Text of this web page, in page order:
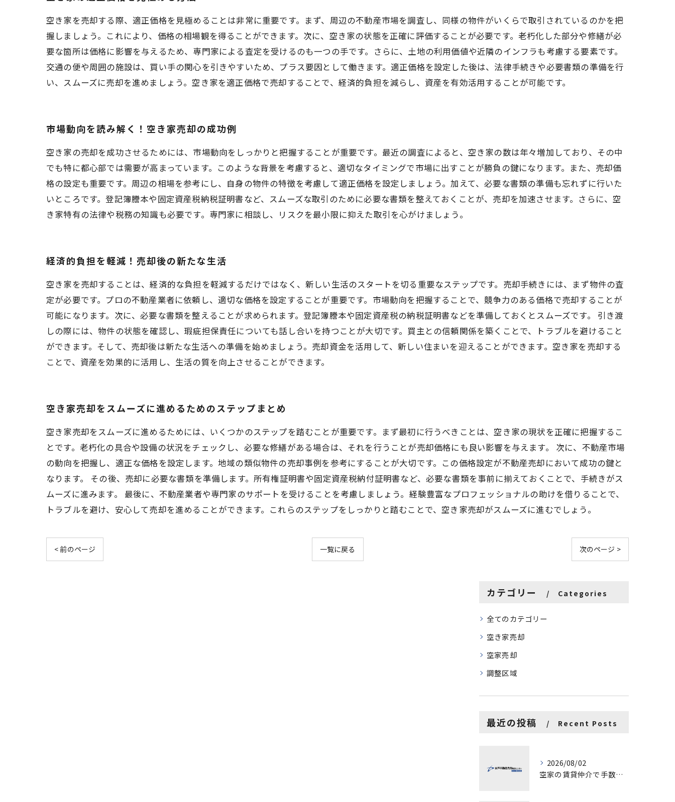
空き家を売却する際、適正価格を見極めることは非常に重要です。まず、周辺の不動産市場を調査し、同様の物件がいくらで取引されているのかを把
握しましょう。これにより、価格の相場観を得ることができます。次に、空き家の状態を正確に評価することが必要です。老朽化した部分や修繕が必
要な箇所は価格に影響を与えるため、専門家による査定を受けるのも一つの手です。さらに、土地の利用価値や近隣のインフラも考慮する要素です。
交通の便や周囲の施設は、買い手の関心を引きやすいため、プラス要因として働きます。適正価格を設定した後は、法律手続きや必要書類の準備を行
い、スムーズに売却を進めましょう。空き家を適正価格で売却することで、経済的負担を減らし、資産を有効活用することが可能です。
市場動向を読み解く！空き家売却の成功例
空き家の売却を成功させるためには、市場動向をしっかりと把握することが重要です。最近の調査によると、空き家の数は年々増加しており、その中
でも特に都心部では需要が高まっています。このような背景を考慮すると、適切なタイミングで市場に出すことが勝負の鍵になります。また、売却価
格の設定も重要です。周辺の相場を参考にし、自身の物件の特徴を考慮して適正価格を設定しましょう。加えて、必要な書類の準備も忘れずに行いた
いところです。登記簿謄本や固定資産税納税証明書など、スムーズな取引のために必要な書類を整えておくことが、売却を加速させます。さらに、空
き家特有の法律や税務の知識も必要です。専門家に相談し、リスクを最小限に抑えた取引を心がけましょう。
経済的負担を軽減！売却後の新たな生活
空き家を売却することは、経済的な負担を軽減するだけではなく、新しい生活のスタートを切る重要なステップです。売却手続きには、まず物件の査
定が必要です。プロの不動産業者に依頼し、適切な価格を設定することが重要です。市場動向を把握することで、競争力のある価格で売却することが
可能になります。次に、必要な書類を整えることが求められます。登記簿謄本や固定資産税の納税証明書などを準備しておくとスムーズです。 引き渡
しの際には、物件の状態を確認し、瑕疵担保責任についても話し合いを持つことが大切です。買主との信頼関係を築くことで、トラブルを避けること
ができます。そして、売却後は新たな生活への準備を始めましょう。売却資金を活用して、新しい住まいを迎えることができます。空き家を売却する
ことで、資産を効果的に活用し、生活の質を向上させることができます。
空き家売却をスムーズに進めるためのステップまとめ
空き家売却をスムーズに進めるためには、いくつかのステップを踏むことが重要です。まず最初に行うべきことは、空き家の現状を正確に把握するこ
とです。老朽化の具合や設備の状況をチェックし、必要な修繕がある場合は、それを行うことが売却価格にも良い影響を与えます。 次に、不動産市場
の動向を把握し、適正な価格を設定します。地域の類似物件の売却事例を参考にすることが大切です。この価格設定が不動産売却において成功の鍵と
なります。 その後、売却に必要な書類を準備します。所有権証明書や固定資産税納付証明書など、必要な書類を事前に揃えておくことで、手続きがス
ムーズに進みます。 最後に、不動産業者や専門家のサポートを受けることを考慮しましょう。経験豊富なプロフェッショナルの助けを借りることで、
トラブルを避け、安心して売却を進めることができます。これらのステップをしっかりと踏むことで、空き家売却がスムーズに進むでしょう。
< 前のページ 一覧に戻る 次のページ >
カテゴリー Categories
全てのカテゴリー
空き家売却
空家売却
調整区域
最近の投稿 Recent Posts
2026/08/02
空家の賃貸仲介で手数料と上限を徹底解説し200万円物件の注意点も紹介